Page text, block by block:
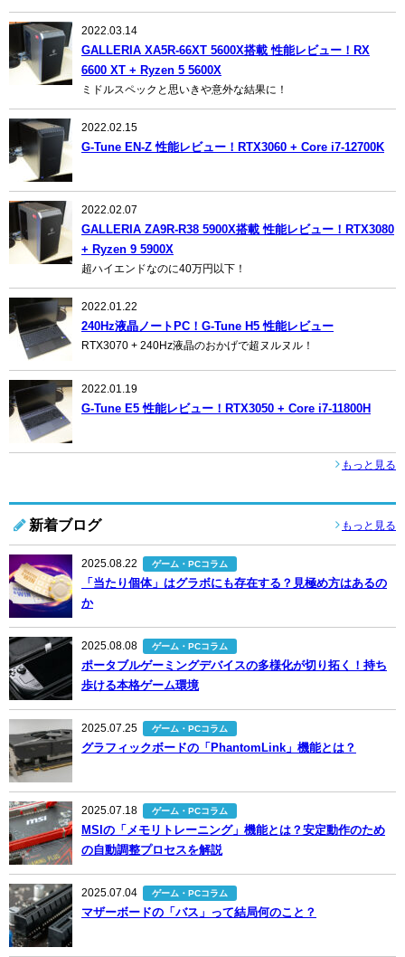
2022.03.14
GALLERIA XA5R-66XT 5600X搭載 性能レビュー！RX
6600 XT + Ryzen 5 5600X
ミドルスペックと思いきや意外な結果に！
2022.02.15
G-Tune EN-Z 性能レビュー！RTX3060 + Core i7-12700K
2022.02.07
GALLERIA ZA9R-R38 5900X搭載 性能レビュー！RTX3080
+ Ryzen 9 5900X
超ハイエンドなのに40万円以下！
2022.01.22
240Hz液晶ノートPC！G-Tune H5 性能レビュー
RTX3070 + 240Hz液晶のおかげで超ヌルヌル！
2022.01.19
G-Tune E5 性能レビュー！RTX3050 + Core i7-11800H
もっと見る
新着ブログ もっと見る
2025.08.22 ゲーム・PCコラム
「当たり個体」はグラボにも存在する？見極め方はあるの
か
2025.08.08 ゲーム・PCコラム
ポータブルゲーミングデバイスの多様化が切り拓く！持ち
歩ける本格ゲーム環境
2025.07.25 ゲーム・PCコラム
グラフィックボードの「PhantomLink」機能とは？
2025.07.18 ゲーム・PCコラム
MSIの「メモリトレーニング」機能とは？安定動作のため
の自動調整プロセスを解説
2025.07.04 ゲーム・PCコラム
マザーボードの「バス」って結局何のこと？